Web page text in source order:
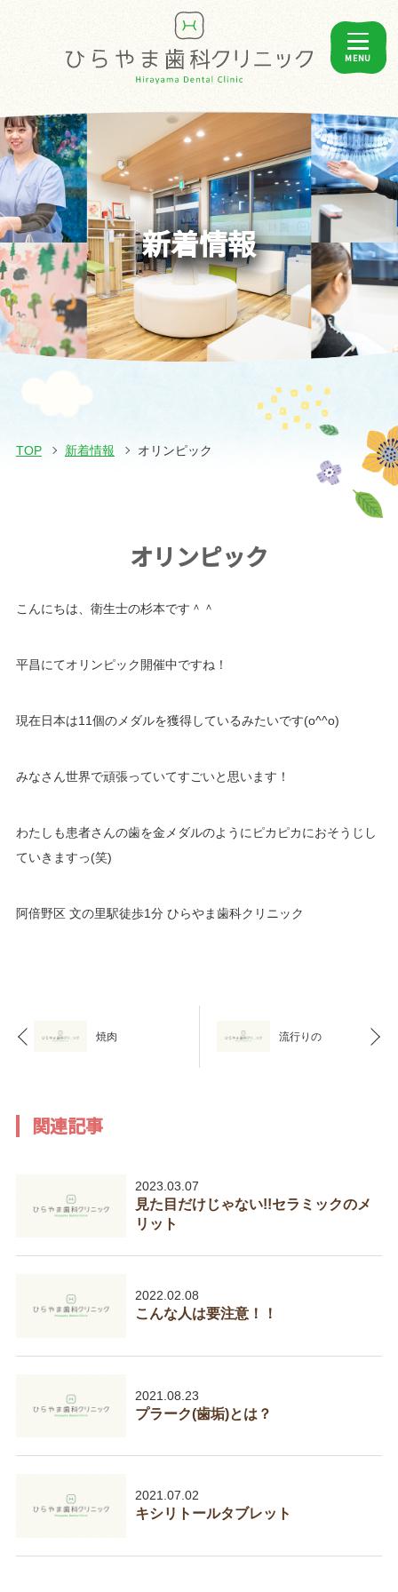
MENU
新着情報
TOP 新着情報 オリンピック
オリンピック
こんにちは、衛生士の杉本です＾＾
平昌にてオリンピック開催中ですね！
現在日本は11個のメダルを獲得しているみたいです(o^^o)
みなさん世界で頑張っていてすごいと思います！
わたしも患者さんの歯を金メダルのようにピカピカにおそうじし
ていきますっ(笑)
阿倍野区 文の里駅徒歩1分 ひらやま歯科クリニック
焼肉 流行りの
関連記事
2023.03.07
見た目だけじゃない!!セラミックのメ
リット
2022.02.08
こんな人は要注意！！
2021.08.23
プラーク(歯垢)とは？
2021.07.02
キシリトールタブレット